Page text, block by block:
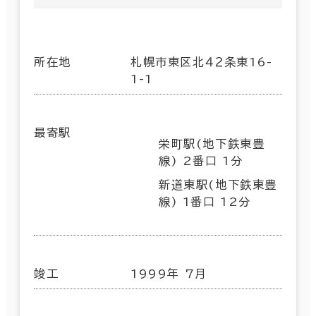
所在地
札幌市東区北４２条東16-
1-1
最寄駅
栄町駅(地下鉄東豊
線) 2番口 1分
新道東駅(地下鉄東豊
線) 1番口 12分
竣工 1999年 7月